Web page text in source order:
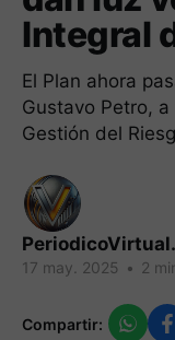
Integral
El Plan ahora
Gustavo Petro,
Gestión del
17 may. 2025 • 2
Compartir: